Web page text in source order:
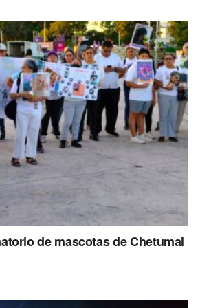
oficinas en Chetumal, las de la
falta de espacios para hacer
por lo que mencionó, que lo mejor
oficina del SAT a la capital del
leer Vinculan a proceso a
personas
de mascotas de Chetumal